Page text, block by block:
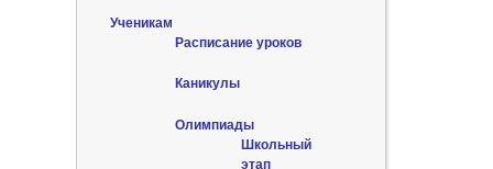
Ученикам
Расписание уроков
Каникулы
Олимпиады
Школьный
этап